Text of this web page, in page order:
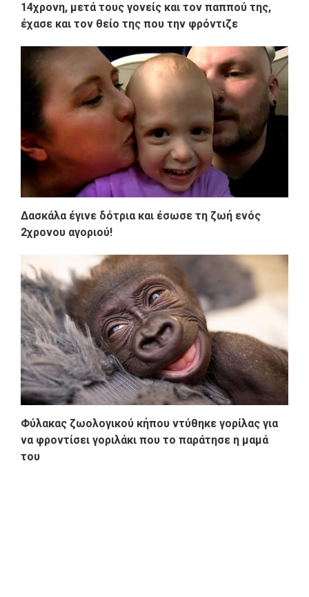
14χρονη, μετά τους γονείς και τον παππού της,
έχασε και τον θείο της που την φρόντιζε
Δασκάλα έγινε δότρια και έσωσε τη ζωή ενός
2χρονου αγοριού!
Φύλακας ζωολογικού κήπου ντύθηκε γορίλας για
να φροντίσει γοριλάκι που το παράτησε η μαμά
του